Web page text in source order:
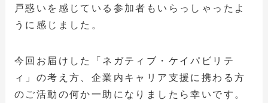
戸惑いを感じている参加者もいらっしゃったよ
うに感じました。
今回お届けした「ネガティブ・ケイパビリテ
ィ」の考え方、企業内キャリア支援に携わる方
のご活動の何か一助になりましたら幸いです。